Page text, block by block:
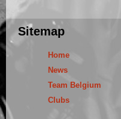
Sitemap
Home
News
Team Belgium
Clubs